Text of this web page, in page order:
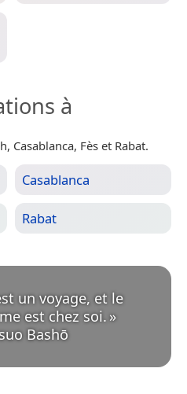
à
Casablanca, Fès et Rabat.
Casablanca
Rabat
un voyage, et le
est chez soi.
Bashō